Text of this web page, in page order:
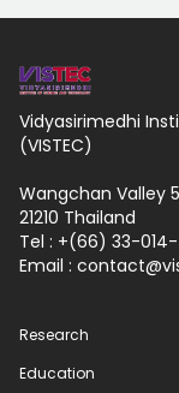
Vidyasirimedhi
(VISTEC)
Wangchan Valley
21210 Thailand
Tel : +(66) 33-
Email : contact
Research
Education